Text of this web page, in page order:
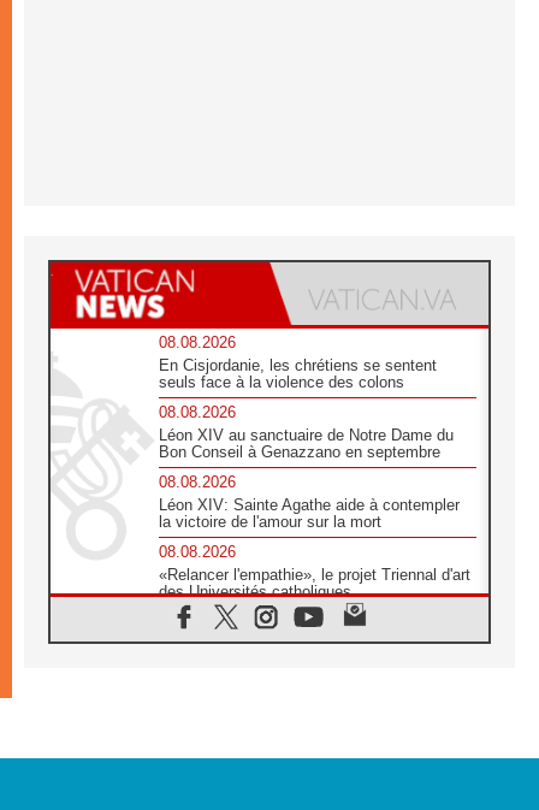
08.08.2026
En Cisjordanie, les chrétiens se sentent
seuls face à la violence des colons
08.08.2026
Léon XIV au sanctuaire de Notre Dame du
Bon Conseil à Genazzano en septembre
08.08.2026
Léon XIV: Sainte Agathe aide à contempler
la victoire de l'amour sur la mort
08.08.2026
«Relancer l'empathie», le projet Triennal d'art
des Universités catholiques
08.08.2026
Signis 2026, donner la parole aux religieuses
07.08.2026